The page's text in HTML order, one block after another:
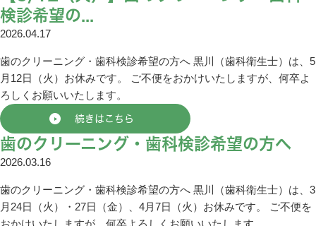
検診希望の...
2026.04.17
歯のクリーニング・歯科検診希望の方へ 黒川（歯科衛生士）は、5
月12日（火）お休みです。 ご不便をおかけいたしますが、何卒よ
ろしくお願いいたします。
続きはこちら
歯のクリーニング・歯科検診希望の方へ
2026.03.16
歯のクリーニング・歯科検診希望の方へ 黒川（歯科衛生士）は、3
月24日（火）・27日（金）、4月7日（火）お休みです。 ご不便を
おかけいたしますが、何卒よろしくお願いいたします。